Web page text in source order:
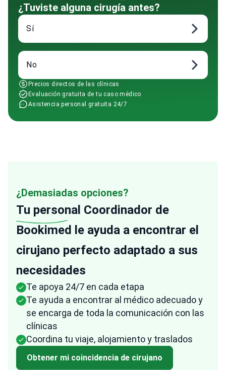
¿Tuviste alguna cirugía antes?
Sí
No
Precios directos de las clínicas
Evaluación gratuita de tu caso médico
Asistencia personal gratuita 24/7
¿Demasiadas opciones?
Tu personal Coordinador de
Bookimed le ayuda a encontrar el
cirujano perfecto adaptado a sus
necesidades
Te apoya 24/7 en cada etapa
Te ayuda a encontrar al médico adecuado y
se encarga de toda la comunicación con las
clínicas
Coordina tu viaje, alojamiento y traslados
Obtener mi coincidencia de cirujano